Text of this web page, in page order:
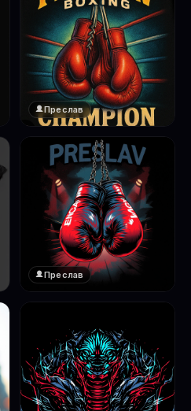
❤️
Преслав
Преслав